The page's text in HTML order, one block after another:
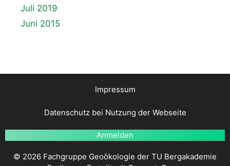
Juli 2019
Juni 2015
Impressum
Datenschutz bei Nutzung der Webseite
Anmelden
© 2026 Fachgruppe Geoökologie der TU Bergakademie